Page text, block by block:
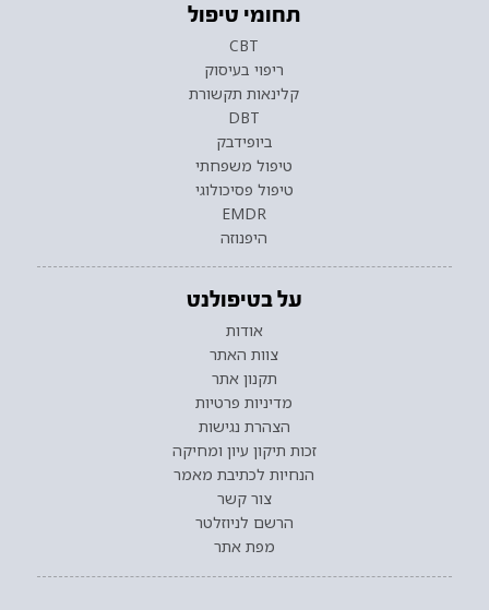
תחומי טיפול
CBT
ריפוי בעיסוק
קלינאות תקשורת
DBT
ביופידבק
טיפול משפחתי
טיפול פסיכולוגי
EMDR
היפנוזה
על בטיפולנט
אודות
צוות האתר
תקנון אתר
מדיניות פרטיות
הצהרת נגישות
זכות תיקון עיון ומחיקה
הנחיות לכתיבת מאמר
צור קשר
הרשם לניוזלטר
מפת אתר